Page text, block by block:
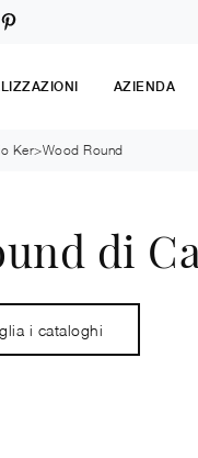
AZIENDA
Ker>Wood Round
di
i cataloghi